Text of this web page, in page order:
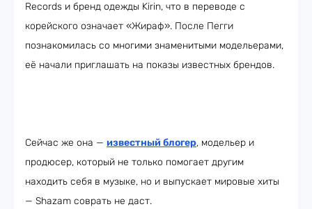
Records и бренд одежды Kirin, что в переводе с
корейского означает «Жираф». После Пегги
познакомилась со многими знаменитыми модельерами,
её начали приглашать на показы известных брендов.
Сейчас же она — известный блогер, модельер и
продюсер, который не только помогает другим
находить себя в музыке, но и выпускает мировые хиты
— Shazam соврать не даст.